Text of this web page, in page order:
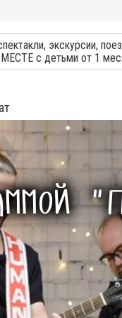
экскурсии,
с детьми от 1